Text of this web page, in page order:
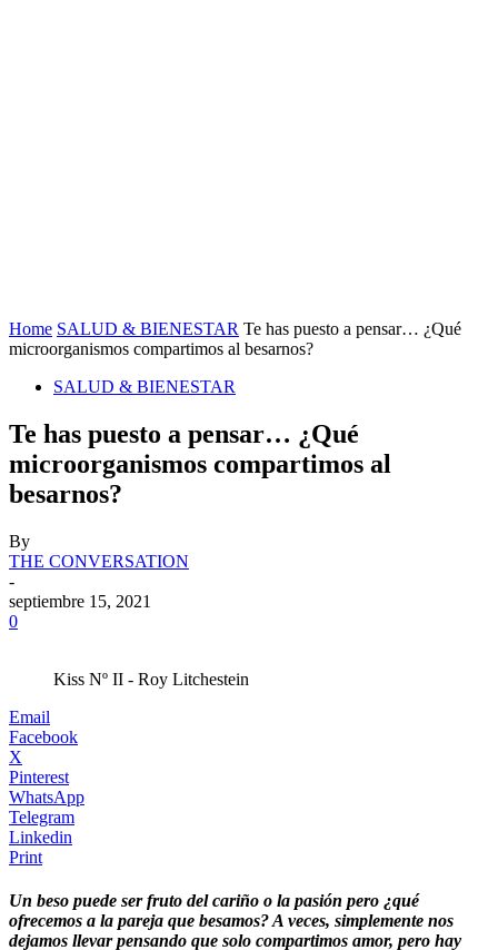
Home SALUD & BIENESTAR Te has puesto a pensar… ¿Qué
microorganismos compartimos al besarnos?
SALUD & BIENESTAR
Te has puesto a pensar… ¿Qué
microorganismos compartimos al
besarnos?
By
THE CONVERSATION
-
septiembre 15, 2021
0
Kiss Nº II - Roy Litchestein
Email
Facebook
X
Pinterest
WhatsApp
Telegram
Linkedin
Print
Un beso puede ser fruto del cariño o la pasión pero ¿qué
ofrecemos a la pareja que besamos? A veces, simplemente nos
dejamos llevar pensando que solo compartimos amor, pero hay